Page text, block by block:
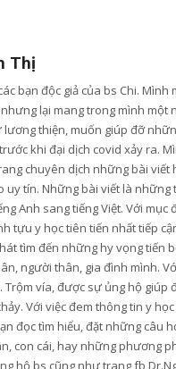
Thị
bạn độc giả của bs Chi.
lại mang trong mình một
thiện, muốn giúp đỡ
khi đại dịch covid xảy ra.
chuyên dịch những bài
uy tín. Những bài viết là những
Anh sang tiếng Việt. Với mục
tựu y học tiên tiến nhất tiếp
tìm đến những hy vọng tiến
người thân, gia đình mình.
Trộm vía, được sự ủng hộ giúp
Với việc đem thông tin y
đọc tìm hiểu, đặt những câu
con cái, hay những phương
hộ bs cũng như trang fb